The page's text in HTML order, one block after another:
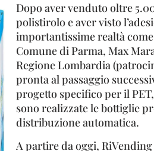
Dopo aver venduto oltre
polistirolo e aver visto
importantissime realtà
Comune di Parma, Max
Regione Lombardia
pronta al passaggio
progetto specifico per il
sono realizzate le bottiglie
distribuzione automatica.
A partire da oggi,